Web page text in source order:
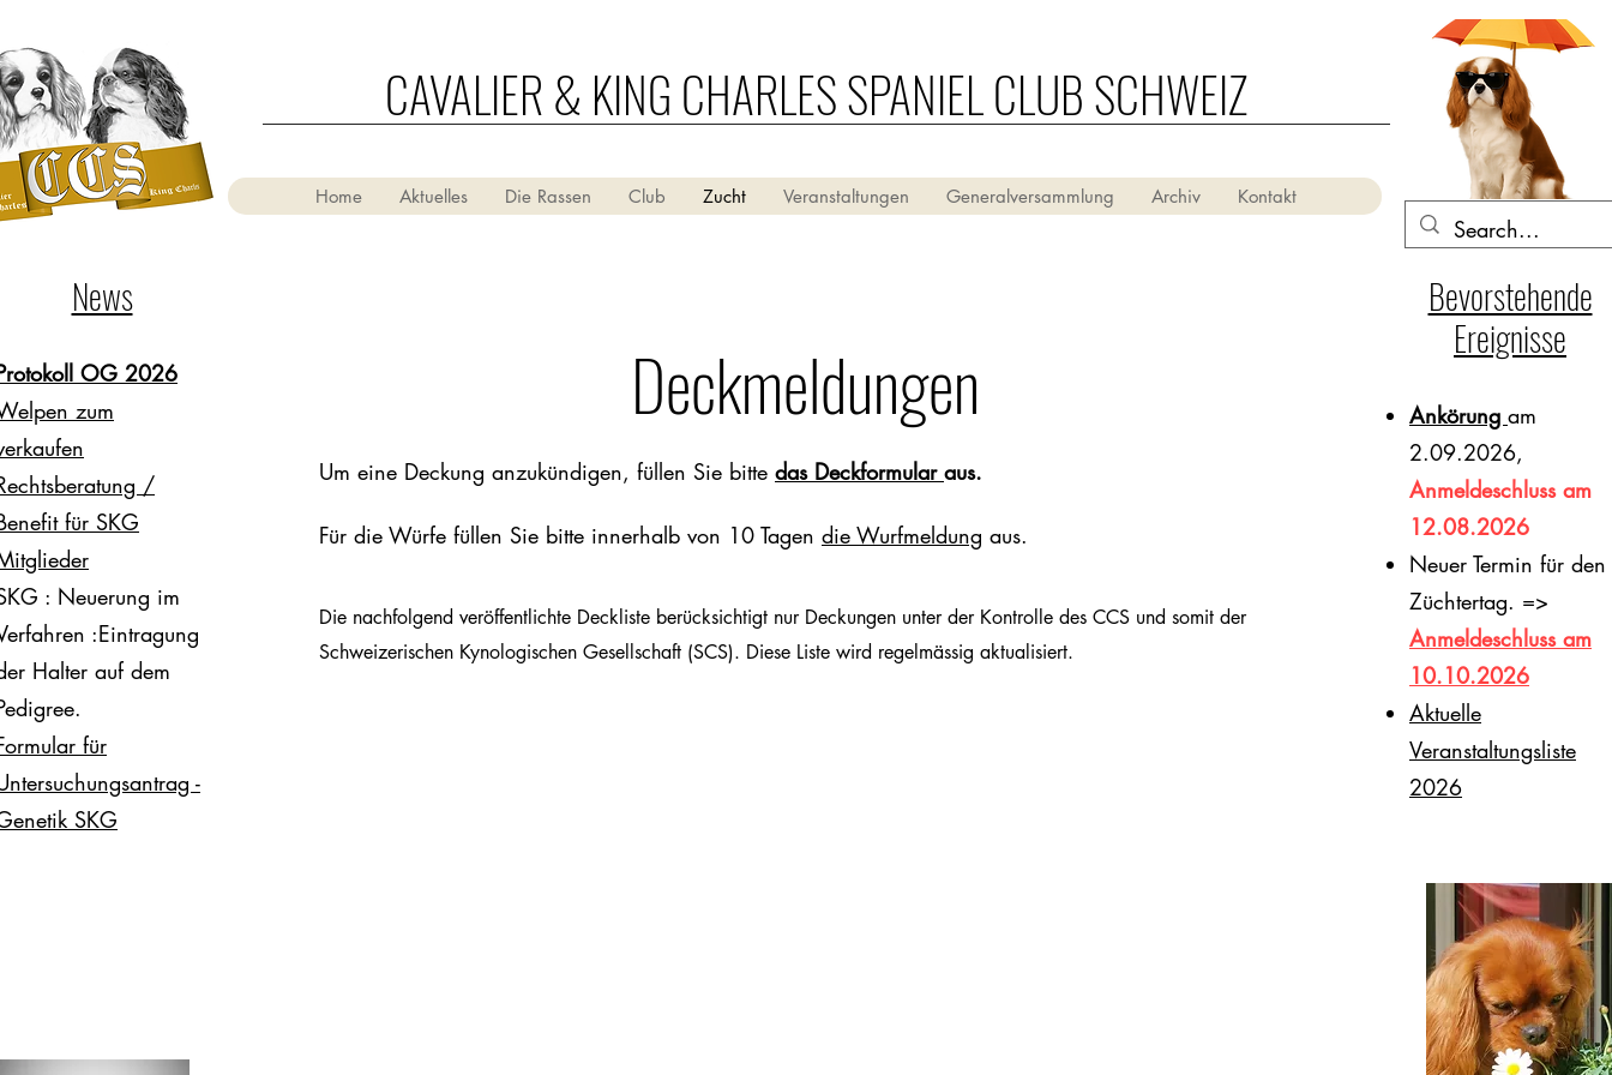
CAVALIER & KING CHARLES SPANIEL CLUB SCHWEIZ
Home Aktuelles Die Rassen Club Zucht Veranstaltungen Generalversammlung Archiv Kontakt
Deckmeldungen
Um eine Deckung anzukündigen, füllen Sie bitte das Deckformular aus.
Für die Würfe füllen Sie bitte innerhalb von 10 Tagen die Wurfmeldung aus.
Die nachfolgend veröffentlichte Deckliste berücksichtigt nur Deckungen unter der Kontrolle des CCS und somit der
Schweizerischen Kynologischen Gesellschaft (SCS). Diese Liste wird regelmässig aktualisiert.
Bevorstehende
Ereignisse
Ankörung am
2.09.2026,
Anmeldeschluss am
12.08.2026
Neuer Termin für den
Züchtertag. =>
Anmeldeschluss am
10.10.2026
​Aktuelle
Veranstaltungsliste
2026
News
OG 2026
zum
/
für SKG
: Neuerung im
:Eintragung
Halter auf dem
für
-
SKG